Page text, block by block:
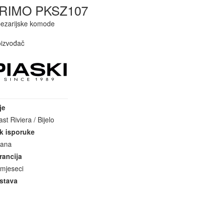
PKSZ107
komode
Riviera / Bijelo
isporuke